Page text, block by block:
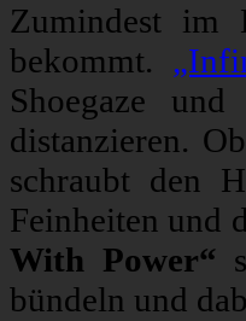
Zumindest
bekommt.
Shoegaze
distanzieren.
schraubt den
Feinheiten und
With Power“
bündeln und